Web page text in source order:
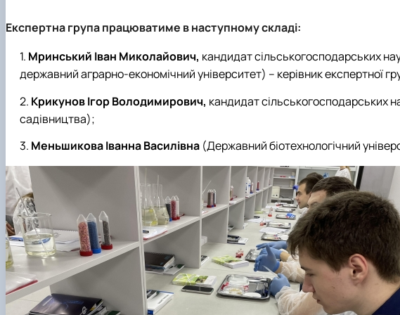
Експертна група працюватиме в наступному складі:
Мринський Іван Миколайович, кандидат сільськогосподарських
державний аграрно-економічний університет) – керівник експертної
Крикунов Ігор Володимирович, кандидат сільськогосподарських
садівництва);
Меньшикова Іванна Василівна (Державний біотехнологічний